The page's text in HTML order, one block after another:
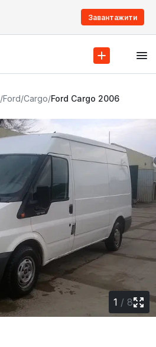
Завантажити
/Ford/Cargo/Ford Cargo 2006
1 / 8